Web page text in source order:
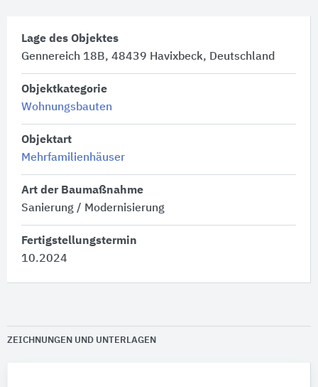
Lage des Objektes
Gennereich 18B, 48439 Havixbeck, Deutschland
Objektkategorie
Wohnungsbauten
Objektart
Mehrfamilienhäuser
Art der Baumaßnahme
Sanierung / Modernisierung
Fertigstellungstermin
10.2024
ZEICHNUNGEN UND UNTERLAGEN